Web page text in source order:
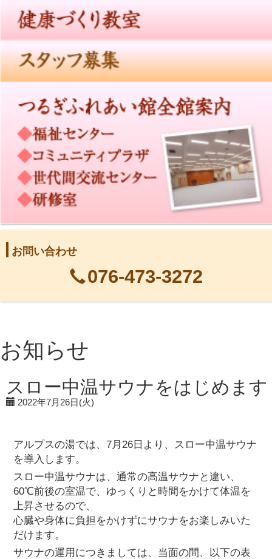
お問い合わせ
076-473-3272
お知らせ
スロー中温サウナをはじめます
2022年7月26日(火)
アルプスの湯では、7月26日より、スロー中温サウナ
を導入します。
スロー中温サウナは、通常の高温サウナと違い、
60℃前後の室温で、ゆっくりと時間をかけて体温を
上昇させるので、
心臓や身体に負担をかけずにサウナをお楽しみいた
だけます。
サウナの運用につきましては、当面の間、以下の表